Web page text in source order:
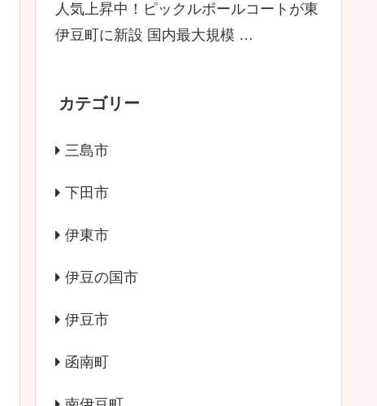
人気上昇中！ピックルボールコートが東
伊豆町に新設 国内最大規模 …
カテゴリー
三島市
下田市
伊東市
伊豆の国市
伊豆市
函南町